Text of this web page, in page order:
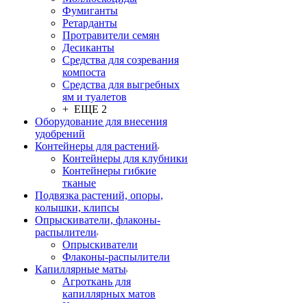
Фумиганты
Ретарданты
Протравители семян
Десиканты
Средства для созревания
компоста
Средства для выгребных
ям и туалетов
+ ЕЩЕ 2
Оборудование для внесения
удобрений
Контейнеры для растений
Контейнеры для клубники
Контейнеры гибкие
тканые
Подвязка растений, опоры,
колышки, клипсы
Опрыскиватели, флаконы-
распылители
Опрыскиватели
Флаконы-распылители
Капиллярные маты
Агроткань для
капиллярных матов